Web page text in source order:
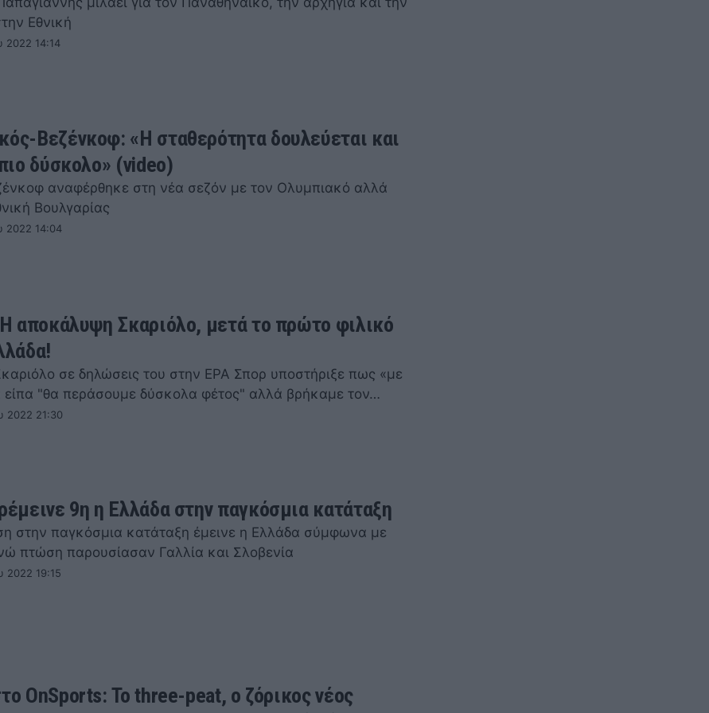
Εθνική
2022 14:14
Βεζένκοφ: «Η σταθερότητα δουλεύεται και
δύσκολο» (video)
αναφέρθηκε στη νέα σεζόν με τον Ολυμπιακό αλλά
Βουλγαρίας
2022 14:04
Η αποκάλυψη Σκαριόλο, μετά το πρώτο φιλικό
σε δηλώσεις του στην ΕΡΑ Σπορ υποστήριξε πως «με
είπα "θα περάσουμε δύσκολα φέτος" αλλά βρήκαμε τον…
2022 21:30
9η η Ελλάδα στην παγκόσμια κατάταξη
στην παγκόσμια κατάταξη έμεινε η Ελλάδα σύμφωνα με
πτώση παρουσίασαν Γαλλία και Σλοβενία
2022 19:15
OnSports: Το three-peat, ο ζόρικος νέος